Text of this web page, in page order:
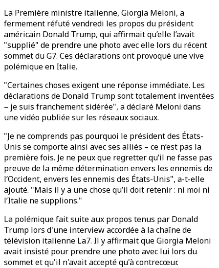
La Première ministre italienne, Giorgia Meloni, a
fermement réfuté vendredi les propos du président
américain Donald Trump, qui affirmait qu’elle l’avait
"supplié" de prendre une photo avec elle lors du récent
sommet du G7. Ces déclarations ont provoqué une vive
polémique en Italie.
"Certaines choses exigent une réponse immédiate. Les
déclarations de Donald Trump sont totalement inventées
– je suis franchement sidérée", a déclaré Meloni dans
une vidéo publiée sur les réseaux sociaux.
"Je ne comprends pas pourquoi le président des États-
Unis se comporte ainsi avec ses alliés – ce n’est pas la
première fois. Je ne peux que regretter qu’il ne fasse pas
preuve de la même détermination envers les ennemis de
l’Occident, envers les ennemis des États-Unis", a-t-elle
ajouté. "Mais il y a une chose qu’il doit retenir : ni moi ni
l’Italie ne supplions."
La polémique fait suite aux propos tenus par Donald
Trump lors d'une interview accordée à la chaîne de
télévision italienne La7. Il y affirmait que Giorgia Meloni
avait insisté pour prendre une photo avec lui lors du
sommet et qu'il n'avait accepté qu'à contrecœur.